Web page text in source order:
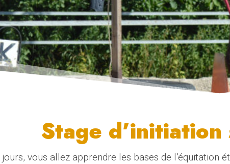
Stage
jours, vous allez apprendre les bases de